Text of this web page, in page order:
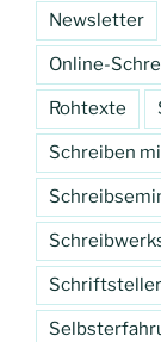
Newsletter
Online-
Rohtexte
Schreiben